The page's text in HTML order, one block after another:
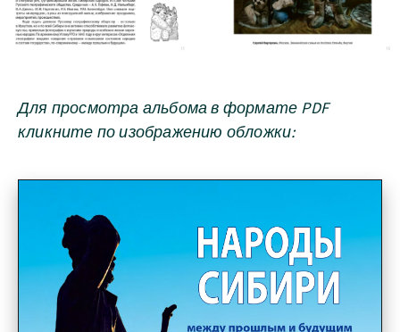
Для просмотра альбома в формате PDF
кликните по изображению обложки: